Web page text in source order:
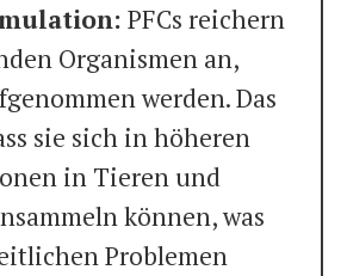
PFCs reichern
Organismen an,
werden. Das
sie sich in höheren
in Tieren und
können, was
Problemen